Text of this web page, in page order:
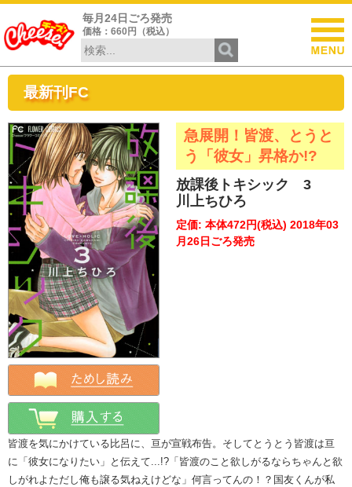
毎月24日ごろ発売
価格：660円（税込）
最新刊FC
急展開！皆渡、とうと
う「彼女」昇格か!?
放課後トキシック 3
川上ちひろ
定価: 本体472円(税込) 2018年03
月26日ごろ発売
皆渡を気にかけている比呂に、亘が宣戦布告。そしてとうとう皆渡は亘
に「彼女になりたい」と伝えて...!?「皆渡のこと欲しがるならちゃんと欲
しがれよただし俺も譲る気ねえけどな」何言ってんの！？国友くんが私